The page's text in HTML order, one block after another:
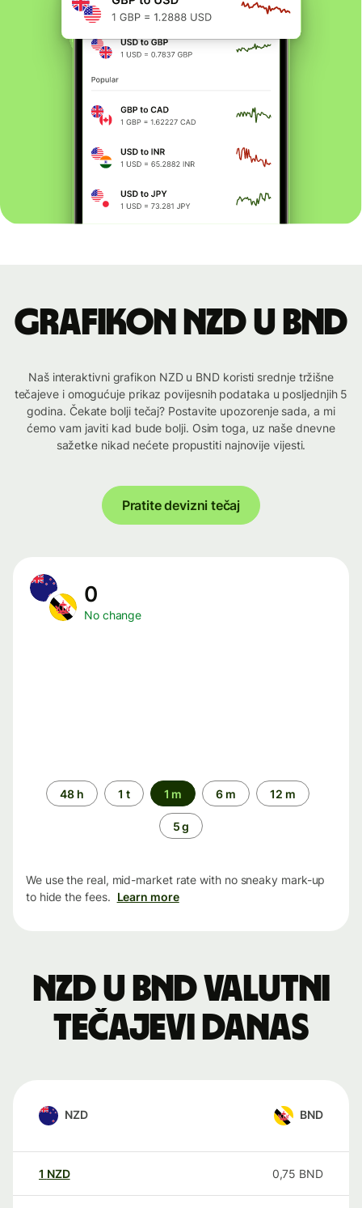
Grafikon NZD u BND
Naš interaktivni grafikon NZD u BND koristi srednje tržišne
tečajeve i omogućuje prikaz povijesnih podataka u posljednjih 5
godina. Čekate bolji tečaj? Postavite upozorenje sada, a mi
ćemo vam javiti kad bude bolji. Osim toga, uz naše dnevne
sažetke nikad nećete propustiti najnovije vijesti.
Pratite devizni tečaj
0
No change
Time
period
48 h 1 t 1 m 6 m 12 m
5 g
We use the real, mid-market rate with no sneaky mark-up
to hide the fees. Learn more
NZD u BND valutni
tečajevi danas
NZD BND
1 NZD 0,75 BND